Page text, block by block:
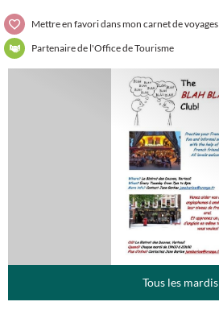
Mettre en favori dans mon carnet de voyages
Partenaire de l'Office de Tourisme
Tous les mardis